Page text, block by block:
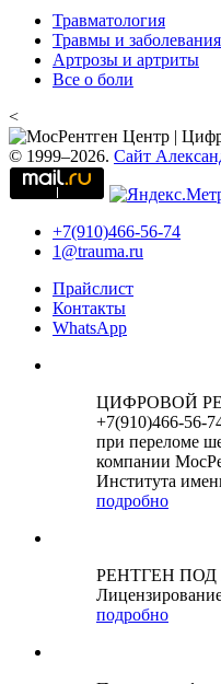
Травматология
Травмы и
Артрозы и артриты
Все о боли
<
© 1999–2026. Сайт
+7(910)466-56-74
1@trauma.ru
Прайслист
Контакты
WhatsApp
ЦИФРОВОЙ
+7(910)466-56-
при переломе
компании
Института
подробно
РЕНТГЕН
подробно